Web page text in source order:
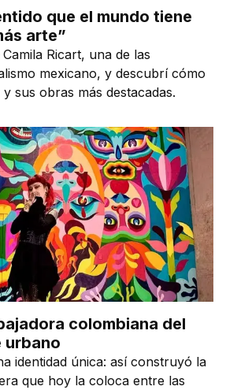
que el mundo tiene
arte”
Ricart, una de las
mexicano, y descubrí cómo
sus obras más destacadas.
colombiana del
urbano
identidad única: así construyó la
que hoy la coloca entre las